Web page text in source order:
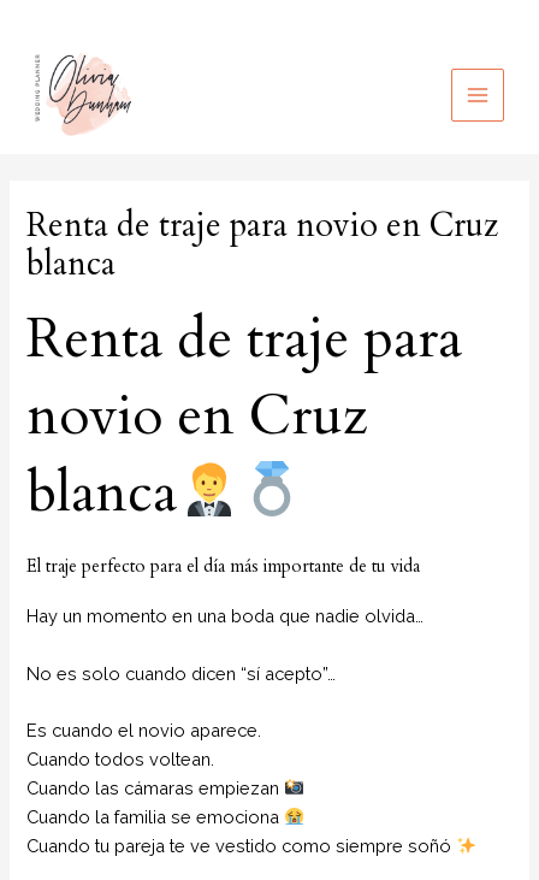
contenido
MAIN
Renta de traje para novio en Cruz
blanca
Renta de traje para
novio en Cruz
blanca
El traje perfecto para el día más importante de tu vida
Hay un momento en una boda que nadie olvida…
No es solo cuando dicen “sí acepto”…
Es cuando el novio aparece.
Cuando todos voltean.
Cuando las cámaras empiezan
Cuando la familia se emociona
Cuando tu pareja te ve vestido como siempre soñó